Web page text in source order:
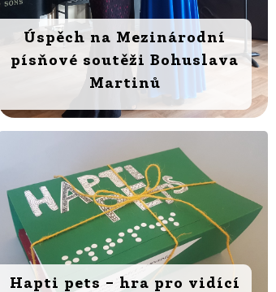
Úspěch na Mezinárodní
písňové soutěži Bohuslava
Martinů
Hapti pets – hra pro vidící